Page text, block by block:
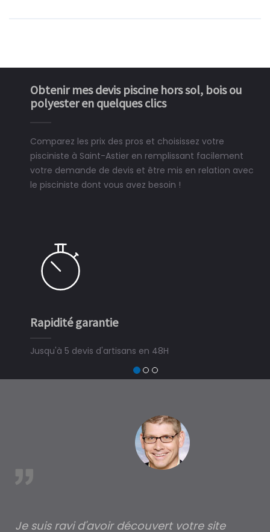
Obtenir mes devis piscine hors sol, bois ou
polyester en quelques clics
Comparez les prix des pros et choisissez votre
pisciniste à Saint-Astier en remplissant facilement
votre demande de devis et être mis en relation avec
le pisciniste dont vous avez besoin !
Rapidité garantie
Jusqu'à 5 devis d'artisans en 48H
Je suis ravi d'avoir découvert votre site